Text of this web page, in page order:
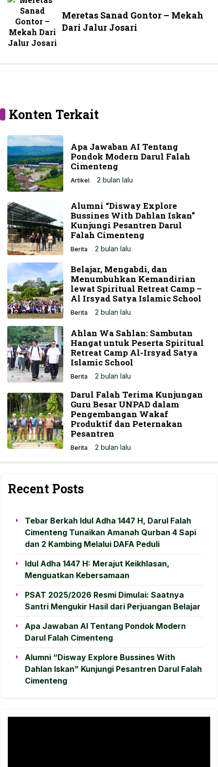
Meretas Sanad Gontor – Mekah
Dari Jalur Josari
Konten Terkait
Apa Jawaban AI Tentang
Pondok Modern Darul Falah
Cimenteng
Artikel 2 bulan lalu
Alumni “Disway Explore
Bussines With Dahlan Iskan”
Kunjungi Pesantren Darul
Falah Cimenteng
Berita 2 bulan lalu
Belajar, Mengabdi, dan
Menumbuhkan Kemandirian
lewat Spiritual Retreat Camp –
Al Irsyad Satya Islamic School
Berita 2 bulan lalu
Ahlan Wa Sahlan: Sambutan
Hangat untuk Peserta Spiritual
Retreat Camp Al-Irsyad Satya
Islamic School
Berita 2 bulan lalu
Darul Falah Terima Kunjungan
Guru Besar UNPAD dalam
Pengembangan Wakaf
Produktif dan Peternakan
Pesantren
Berita 2 bulan lalu
Recent Posts
Tebar Berkah Idul Adha 1447 H, Darul Falah
Cimenteng Tunaikan Amanah Qurban 4 Sapi
dan 2 Kambing Melalui DAFA Peduli
Idul Adha 1447 H: Merajut Keikhlasan,
Menguatkan Kebersamaan
PSAT 2025/2026 Resmi Dimulai: Saatnya
Santri Mengukir Hasil dari Perjuangan Belajar
Apa Jawaban AI Tentang Pondok Modern
Darul Falah Cimenteng
Alumni “Disway Explore Bussines With
Dahlan Iskan” Kunjungi Pesantren Darul Falah
Cimenteng